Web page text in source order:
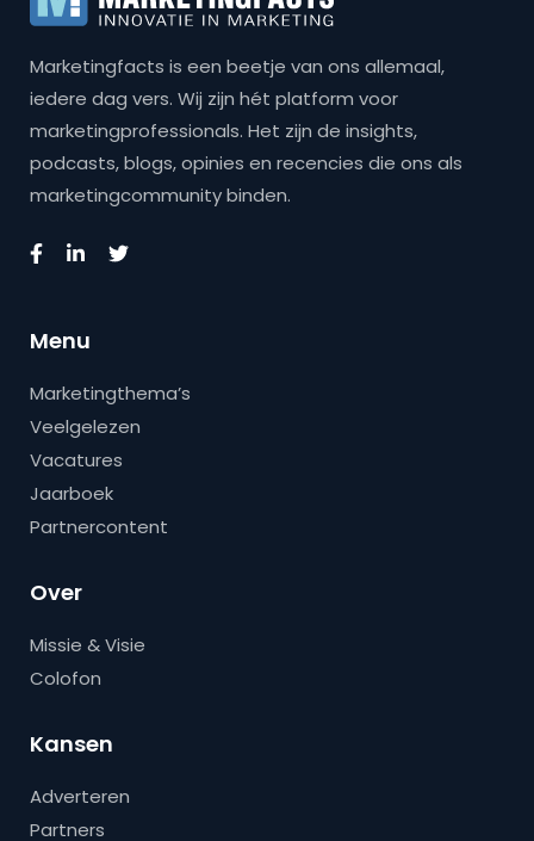
Marketingfacts is een beetje van ons allemaal,
iedere dag vers. Wij zijn hét platform voor
marketingprofessionals. Het zijn de insights,
podcasts, blogs, opinies en recencies die ons als
marketingcommunity binden.
Menu
Marketingthema’s
Veelgelezen
Vacatures
Jaarboek
Partnercontent
Over
Missie & Visie
Colofon
Kansen
Adverteren
Partners